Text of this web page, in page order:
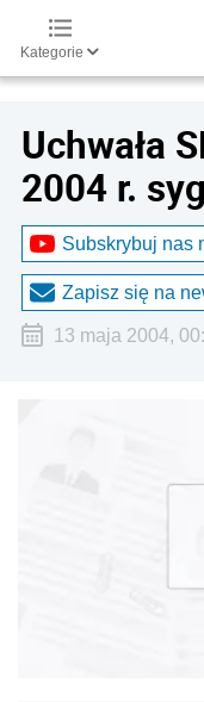
Kategorie
Uchwała
2004 r.
Subskrybuj nas
Zapisz się na
13 maja 2004,